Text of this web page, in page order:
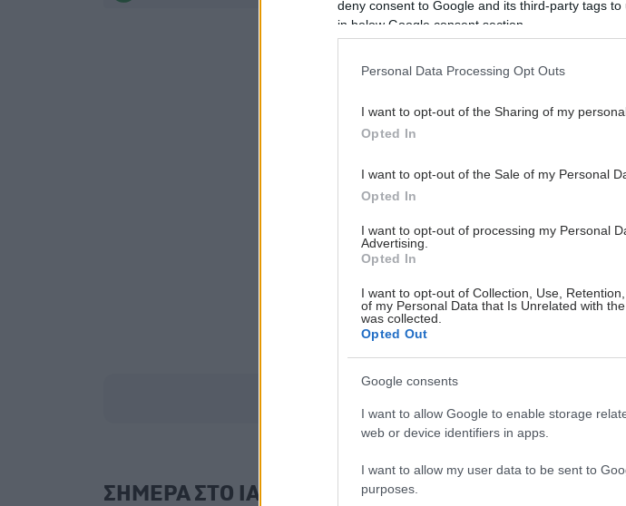
deny consent to Google and its third-party tags
in below Google consent section.
Personal Data Processing Opt Outs
I want to opt-out of the Sharing of my
Opted In
I want to opt-out of the Sale of my Personal
Opted In
I want to opt-out of processing my Personal
Advertising.
Opted In
I want to opt-out of Collection, Use,
of my Personal Data that Is Unrelated with
was collected.
Opted Out
Google consents
I want to allow Google to enable storage
web or device identifiers in apps.
I want to allow my user data to be sent to
purposes.
ΣΗΜΕΡΑ ΣΤΟ IATRONET.GR